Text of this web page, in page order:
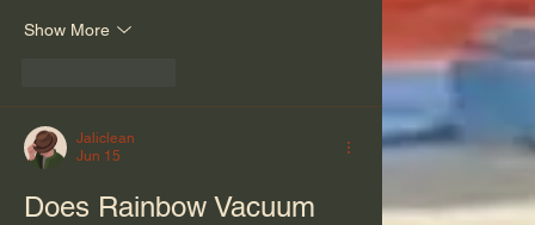
Show More
Jaliclean
Jun 15
Does Rainbow Vacuum